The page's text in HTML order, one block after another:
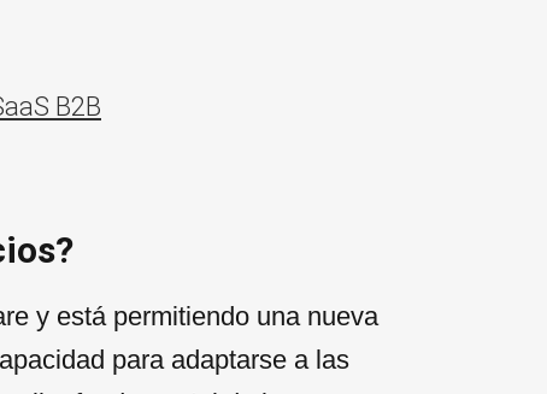
B2B
y está permitiendo una nueva
para adaptarse a las